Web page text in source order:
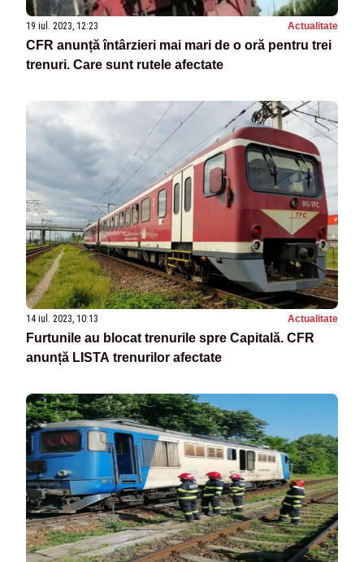
19 iul. 2023, 12:23 Actualitate
CFR anunță întârzieri mai mari de o oră pentru trei
trenuri. Care sunt rutele afectate
14 iul. 2023, 10:13 Actualitate
Furtunile au blocat trenurile spre Capitală. CFR
anunță LISTA trenurilor afectate